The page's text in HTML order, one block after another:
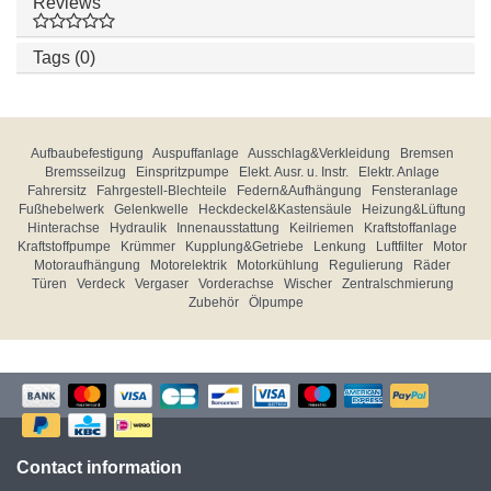
Tags (0)
Aufbaubefestigung Auspuffanlage Ausschlag&Verkleidung
Bremsen
Bremsseilzug
Einspritzpumpe Elekt. Ausr. u. Instr.
Elektr. Anlage
Fahrersitz
Fahrgestell-Blechteile Federn&Aufhängung
Fensteranlage
Fußhebelwerk
Gelenkwelle Heckdeckel&Kastensäule
Heizung&Lüftung
Hinterachse
Hydraulik Innenausstattung Keilriemen
Kraftstoffanlage
Kraftstoffpumpe
Krümmer Kupplung&Getriebe Lenkung Luftfilter
Motor
Motoraufhängung
Motorelektrik Motorkühlung Regulierung
Räder
Türen
Verdeck Vergaser Vorderachse Wischer
Zentralschmierung
Zubehör
Ölpumpe
Contact information